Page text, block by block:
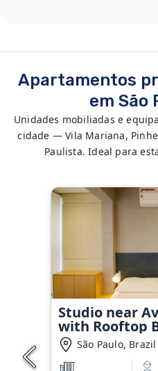
Apartamentos
em São
Unidades mobiliadas e
cidade — Vila Mariana,
Paulista. Ideal para
Studio near
with Rooftop
São Paulo, Brazil